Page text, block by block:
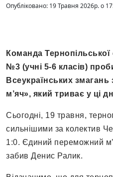
Опубліковано: 19 Травня 2026р. о
Команда Тернопільської
№3 (учні 5-6 класів)
Всеукраїнських
м’яч», який триває у ці
Сьогодні, 19 травня,
сильнішими за колектив
1:0. Єдиний переможний
забив Денис Ралик.